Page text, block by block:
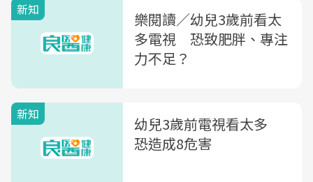
新知
樂閱讀／幼兒3歲前看太
多電視 恐致肥胖、專注
力不足？
新知
幼兒3歲前電視看太多
恐造成8危害